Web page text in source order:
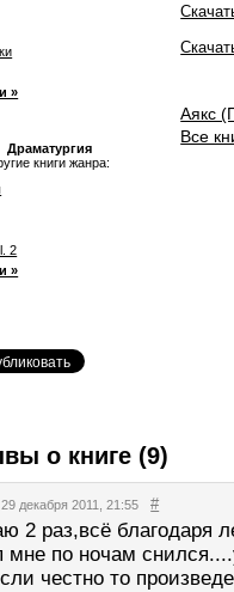
»
Драматургия
книги жанра:
2
»
Аякс
Все
о книге (9)
29 декабря 2011, 21:55 #
2 раз,всё благодаря
мне по ночам
честно то